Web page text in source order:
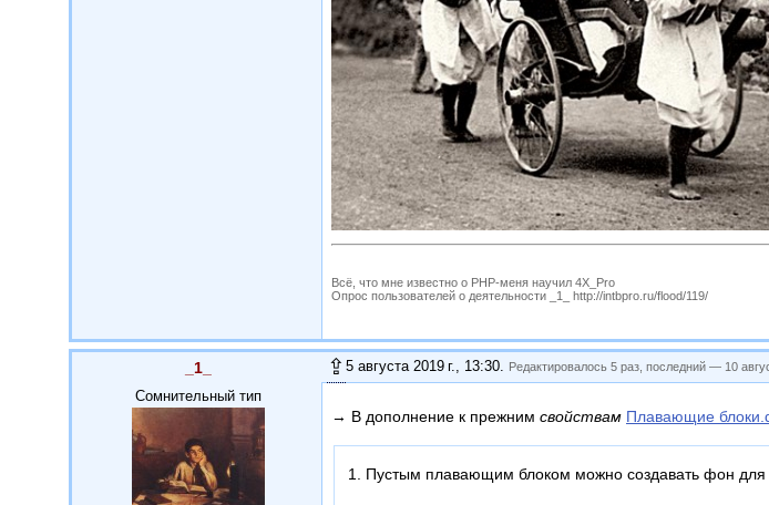
Всё, что мне известно о PHP-меня научил 4X_Pro
Опрос пользователей о деятельности _1_ http://intbpro.ru/flood/119/
_1_
Сомнительный тип
5 августа 2019 г., 13:30. Редактировалось 5 раз, последний — 10
→ В дополнение к прежнимсвойствам Плавающие
Пустым плавающим блоком можно создавать фон